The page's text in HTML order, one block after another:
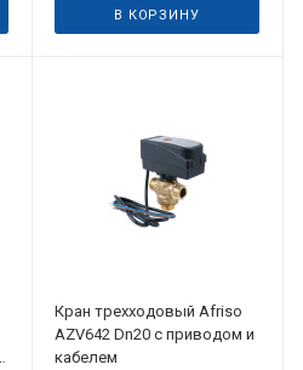
В КОРЗИНУ
Кран трехходовый Afriso
AZV642 Dn20 с приводом и
кабелем